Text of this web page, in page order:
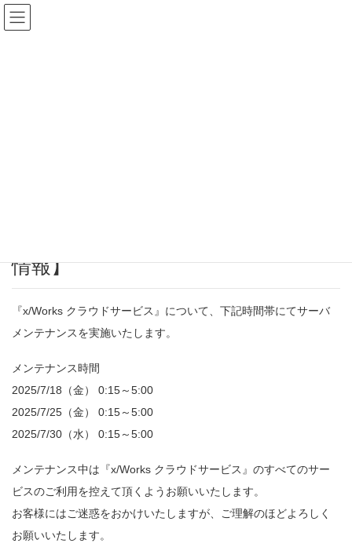
情報】
『x/Works クラウドサービス』について、下記時間帯にてサーバ
メンテナンスを実施いたします。
メンテナンス時間
2025/7/18（金） 0:15～5:00
2025/7/25（金） 0:15～5:00
2025/7/30（水） 0:15～5:00
メンテナンス中は『x/Works クラウドサービス』のすべてのサー
ビスのご利用を控えて頂くようお願いいたします。
お客様にはご迷惑をおかけいたしますが、ご理解のほどよろしく
お願いいたします。